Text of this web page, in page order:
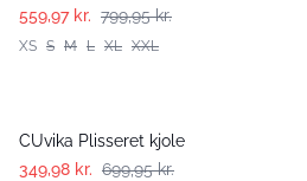
559,97 kr. 799,95 kr.
XS S M L XL XXL
CUvika Plisseret kjole
349,98 kr. 699,95 kr.